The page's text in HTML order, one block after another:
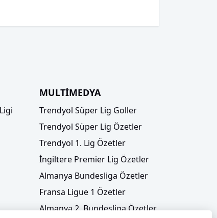
MULTİMEDYA
Trendyol Süper Lig Goller
Trendyol Süper Lig Özetler
Trendyol 1. Lig Özetler
İngiltere Premier Lig Özetler
Almanya Bundesliga Özetler
Fransa Ligue 1 Özetler
Almanya 2. Bundesliga Özetler